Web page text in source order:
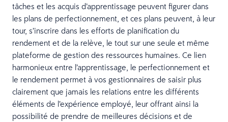
tâches et les acquis d’apprentissage peuvent figurer dans
les plans de perfectionnement, et ces plans peuvent, à leur
tour, s’inscrire dans les efforts de planification du
rendement et de la relève, le tout sur une seule et même
plateforme de gestion des ressources humaines. Ce lien
harmonieux entre l’apprentissage, le perfectionnement et
le rendement permet à vos gestionnaires de saisir plus
clairement que jamais les relations entre les différents
éléments de l’expérience employé, leur offrant ainsi la
possibilité de prendre de meilleures décisions et de